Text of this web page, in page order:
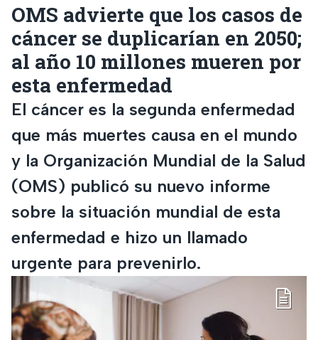
OMS advierte que los casos de
cáncer se duplicarían en 2050;
al año 10 millones mueren por
esta enfermedad
El cáncer es la segunda enfermedad
que más muertes causa en el mundo
y la Organización Mundial de la Salud
(OMS) publicó su nuevo informe
sobre la situación mundial de esta
enfermedad e hizo un llamado
urgente para prevenirlo.